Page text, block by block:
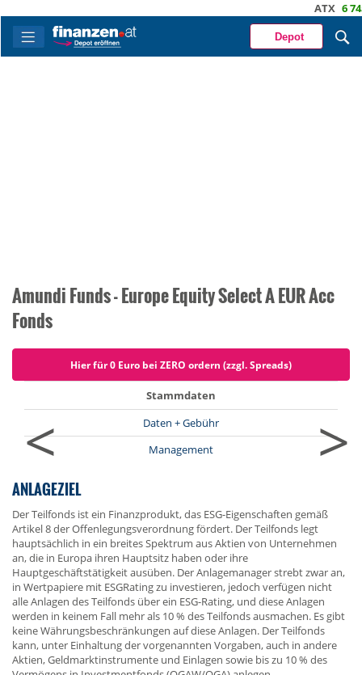
ATX 6 745
Depot
Amundi Funds - Europe Equity Select A EUR Acc
Fonds
Hier für 0 Euro bei ZERO ordern (zzgl. Spreads)
<
Stammdaten
Daten + Gebühr
Management
>
ANLAGEZIEL
Der Teilfonds ist ein Finanzprodukt, das ESG-Eigenschaften gemäß
Artikel 8 der Offenlegungsverordnung fördert. Der Teilfonds legt
hauptsächlich in ein breites Spektrum aus Aktien von Unternehmen
an, die in Europa ihren Hauptsitz haben oder ihre
Hauptgeschäftstätigkeit ausüben. Der Anlagemanager strebt zwar an,
in Wertpapiere mit ESGRating zu investieren, jedoch verfügen nicht
alle Anlagen des Teilfonds über ein ESG-Rating, und diese Anlagen
werden in keinem Fall mehr als 10 % des Teilfonds ausmachen. Es gibt
keine Währungsbeschränkungen auf diese Anlagen. Der Teilfonds
kann, unter Einhaltung der vorgenannten Vorgaben, auch in andere
Aktien, Geldmarktinstrumente und Einlagen sowie bis zu 10 % des